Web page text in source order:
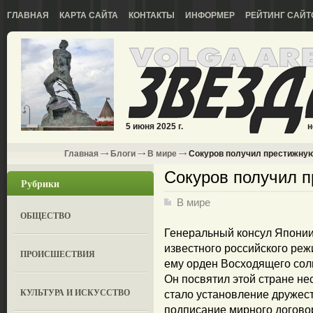
ГЛАВНАЯ КАРТА САЙТА КОНТАКТЫ ИНФОРМЕР РЕЙТИНГ
5 июня 2025 г.
Главная Блоги В мире Сокуров получил
Рубрики
ОБЩЕСТВО
ПРОИСШЕСТВИЯ
КУЛЬТУРА И ИСКУССТВО
Сокуров получил
В мире
Генеральный консул
известного российского
ему орден Восходящего
Он посвятил этой стране
стало установление
подписание мирного